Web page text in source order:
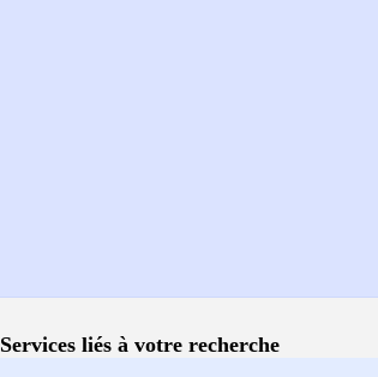
Services liés à votre recherche